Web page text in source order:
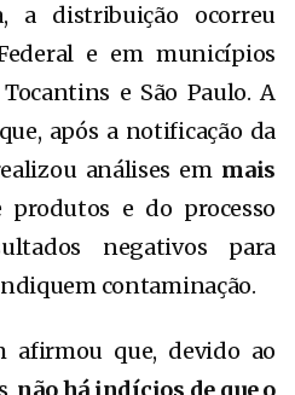
a distribuição ocorreu
e em municípios
e São Paulo. A
após a notificação da
análises em mais
produtos e do processo
negativos para
contaminação.
afirmou que, devido ao